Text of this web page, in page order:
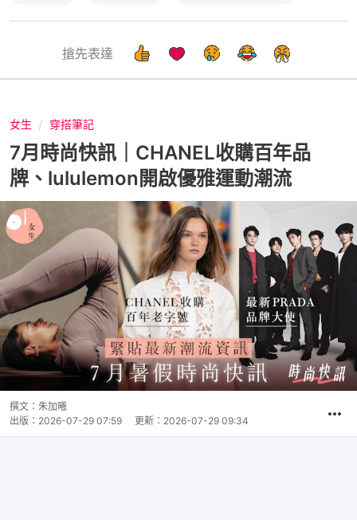
搶先表達
女生 穿搭筆記
7月時尚快訊｜CHANEL收購百年品
牌、lululemon開啟優雅運動潮流
撰文： 朱加曦
出版： 2026-07-29 07:59 更新： 2026-07-29 09:34